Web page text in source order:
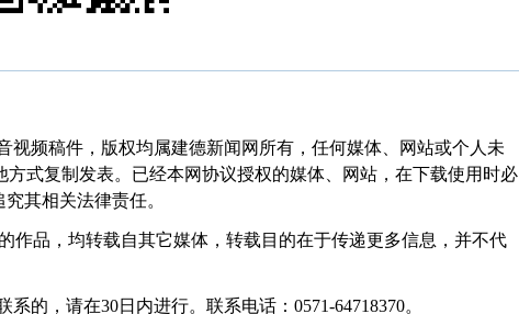
频稿件，版权均属建德新闻网所有，任何媒体、网站或个人未
式复制发表。已经本网协议授权的媒体、网站，在下载使用时必
其相关法律责任。
品，均转载自其它媒体，转载目的在于传递更多信息，并不代
的，请在30日内进行。联系电话：0571-64718370。